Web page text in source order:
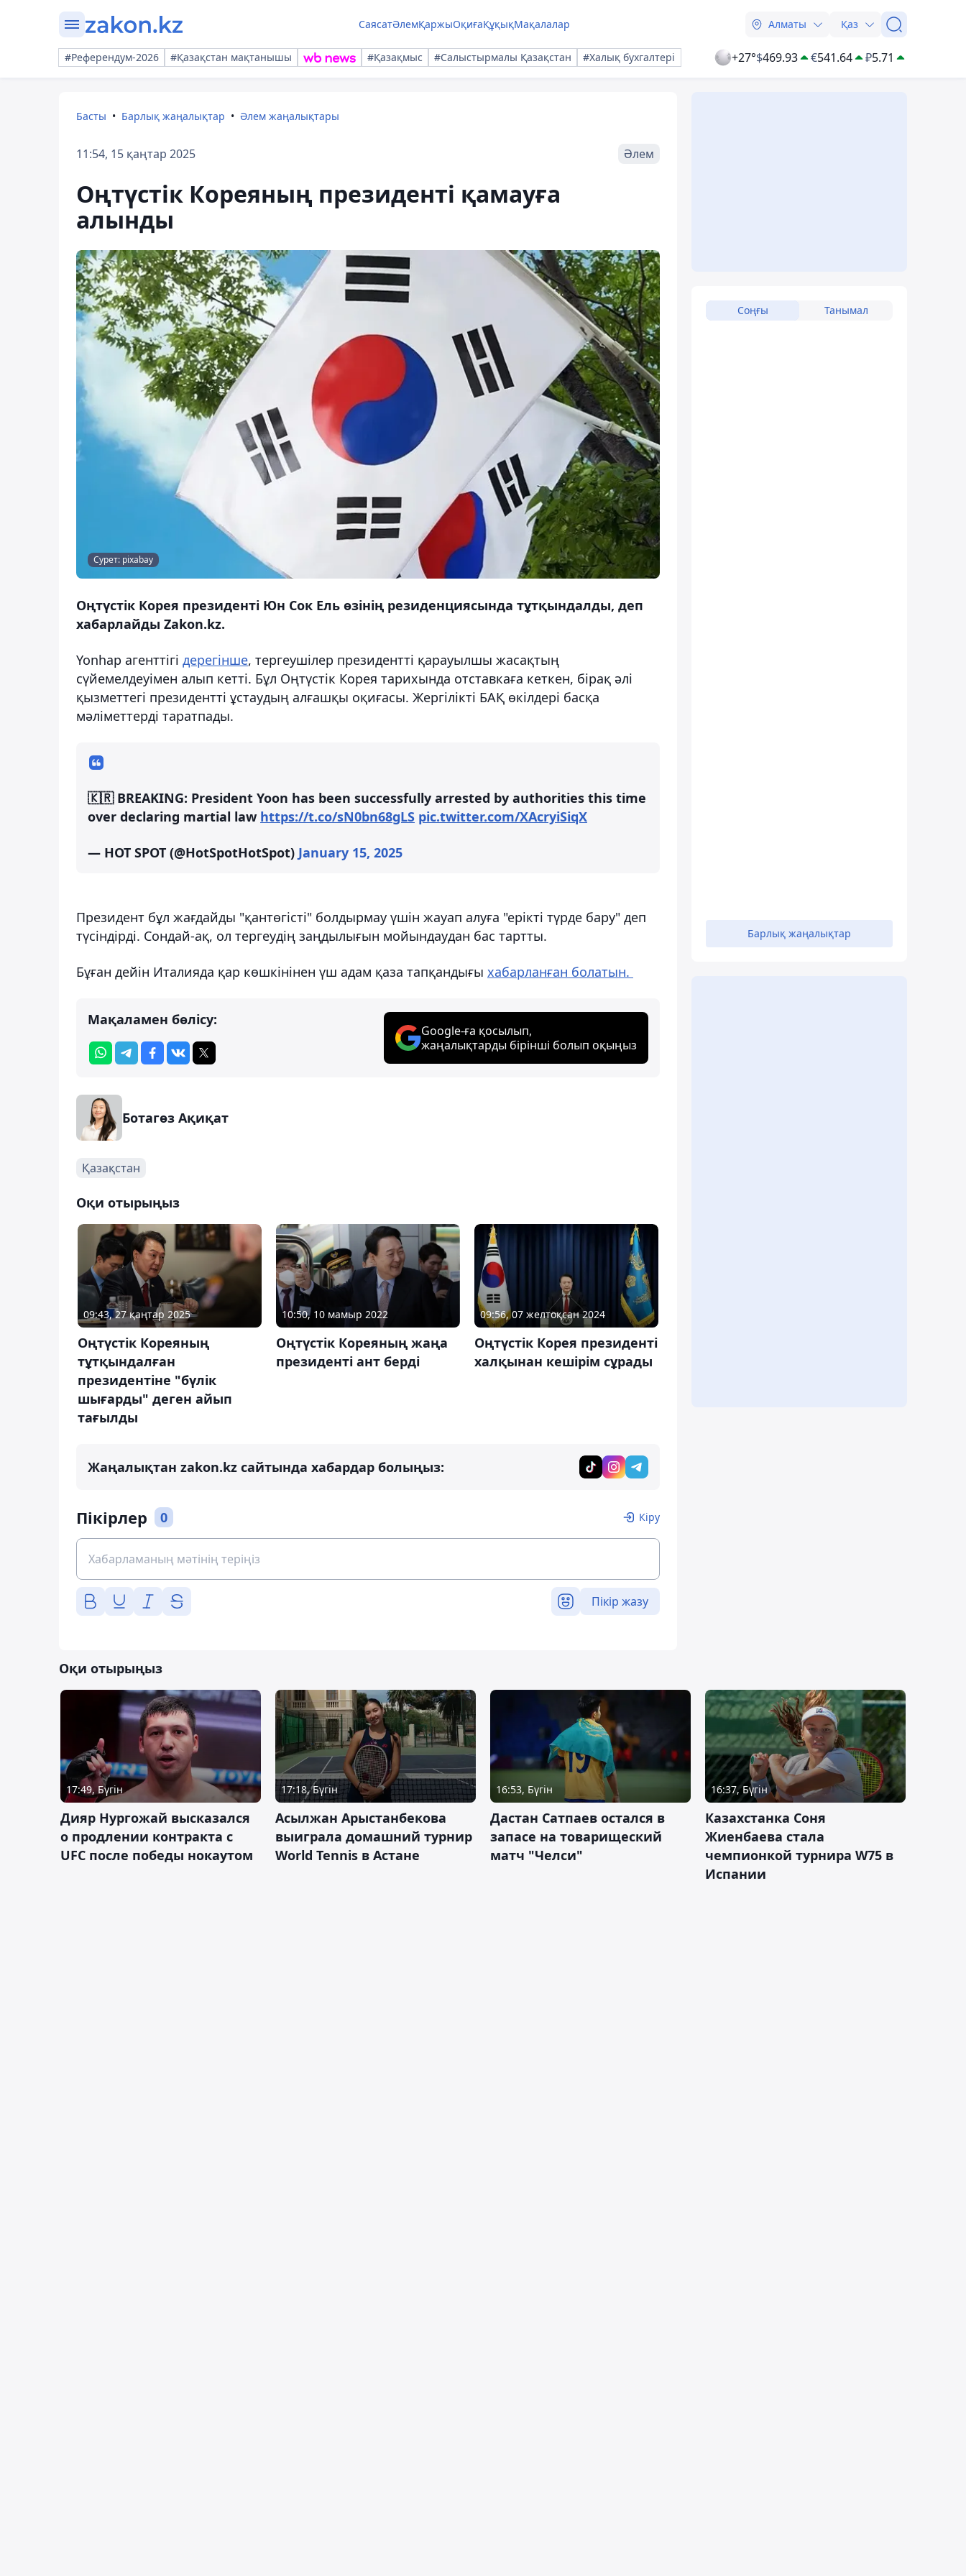
СаясатӘлемҚаржыОқиғаҚұқықМақалалар Алматы Қаз
#Референдум-2026 #Қазақстан мақтанышы #Қазақмыс #Салыстырмалы Қазақстан #Халық бухгалтері +27°$469.93 €541.64 ₽5.71
Басты Барлық жаңалықтар Әлем жаңалықтары
11:54, 15 қаңтар 2025 Әлем
Оңтүстік Кореяның президенті қамауға
алынды
Сурет: pixabay
Оңтүстік Корея президенті Юн Сок Ель өзінің резиденциясында тұтқындалды, деп
хабарлайды Zakon.kz.
Yonhap агенттігі дерегінше, тергеушілер президентті қарауылшы жасақтың
сүйемелдеуімен алып кетті. Бұл Оңтүстік Корея тарихында отставкаға кеткен, бірақ әлі
қызметтегі президентті ұстаудың алғашқы оқиғасы. Жергілікті БАҚ өкілдері басқа
мәліметтерді таратпады.
🇰🇷 BREAKING: President Yoon has been successfully arrested by authorities this time
over declaring martial law https://t.co/sN0bn68gLS pic.twitter.com/XAcryiSiqX
— HOT SPOT (@HotSpotHotSpot) January 15, 2025
Президент бұл жағдайды "қантөгісті" болдырмау үшін жауап алуға "ерікті түрде бару" деп
түсіндірді. Сондай-ақ, ол тергеудің заңдылығын мойындаудан бас тартты.
Бұған дейін Италияда қар көшкінінен үш адам қаза тапқандығы хабарланған болатын.
Мақаламен бөлісу:
Google-ға қосылып,
жаңалықтарды бірінші болып оқыңыз
Ботагөз Ақиқат
Қазақстан
Оқи отырыңыз
09:43, 27 қаңтар 2025
Оңтүстік Кореяның
тұтқындалған
президентіне "бүлік
шығарды" деген айып
тағылды
10:50, 10 мамыр 2022
Оңтүстік Кореяның жаңа
президенті ант берді
09:56, 07 желтоқсан 2024
Оңтүстік Корея президенті
халқынан кешірім сұрады
Жаңалықтан zakon.kz сайтында хабардар болыңыз:
Пікірлер 0 Кіру
Пікір жазу
Соңғы Танымал
Барлық жаңалықтар
Оқи отырыңыз
17:49, Бүгін
Дияр Нургожай высказался
о продлении контракта с
UFC после победы нокаутом
17:18, Бүгін
Асылжан Арыстанбекова
выиграла домашний турнир
World Tennis в Астане
16:53, Бүгін
Дастан Сатпаев остался в
запасе на товарищеский
матч "Челси"
16:37, Бүгін
Казахстанка Соня
Жиенбаева стала
чемпионкой турнира W75 в
Испании